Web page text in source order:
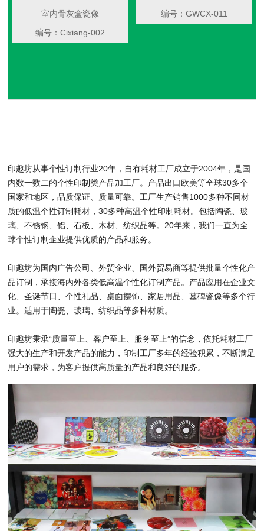
室内骨灰盒瓷像
编号：Cixiang-002
编号：GWCX-011
印趣坊从事个性订制行业20年，自有耗材工厂成立于2004年，是国
内数一数二的个性印制类产品加工厂。产品出口欧美等全球30多个
国家和地区，品质保证、质量可靠。工厂生产销售1000多种不同材
质的低温个性订制耗材，30多种高温个性印制耗材。包括陶瓷、玻
璃、不锈钢、铝、石板、木材、纺织品等。20年来，我们一直为全
球个性订制企业提供优质的产品和服务。
印趣坊为国内广告公司、外贸企业、国外贸易商等提供批量个性化产
品订制，承接海内外各类低高温个性化订制产品。产品应用在企业文
化、圣诞节日、个性礼品、桌面摆饰、家居用品、墓碑瓷像等多个行
业。适用于陶瓷、玻璃、纺织品等多种材质。
印趣坊秉承“质量至上、客户至上、服务至上”的信念，依托耗材工厂
强大的生产和开发产品的能力，印制工厂多年的经验积累，不断满足
用户的需求，为客户提供高质量的产品和良好的服务。